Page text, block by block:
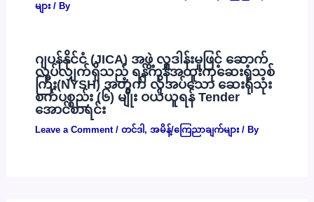
များ/ By
ဂျပန်နိုင်ငံ (JICA) အဖွဲ့ လှူဒါန်းမှုဖြင့် ဆောက်
လုပ်လျှက်ရှိသည့် ရန်ကုန်အထူးကုဆေးရုံသစ်
ကြီး(NYSH) အတွက် လိုအပ်သော ဆေးရုံသုံး
စက်ပစ္စည်း (၆) မျိုး ဝယ်ယူရန် Tender
အောင်စာရင်း
Leave a Comment / တင်ဒါ , အမိန့်/ကြေညာချက်များ/ By